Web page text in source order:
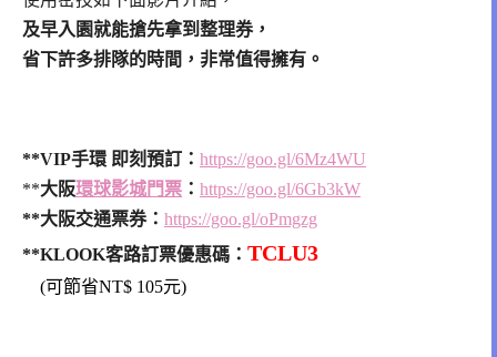
及早入園就能搶先拿到整理券，
省下許多排隊的時間，非常值得擁有。
‎**VIP手環‬ 即刻預訂： https://goo.gl/6Mz4WU
‪**‎大阪環球影城門票 ‬： https://goo.gl/6Gb3kW
‪‎**大阪交通票券‬： https://goo.gl/oPmgzg
**KLOOK客路訂票優惠碼： TCLU3
(可節省NT$ 105元)